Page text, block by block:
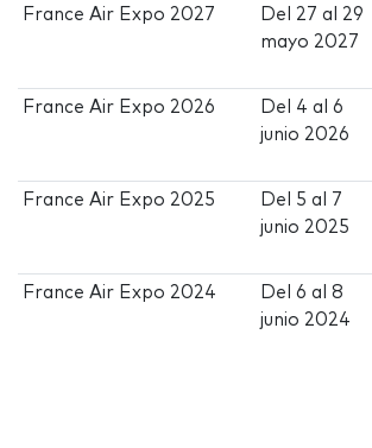
France Air Expo 2027 Del 27 al 29
mayo 2027
France Air Expo 2026 Del 4 al6
junio 2026
France Air Expo 2025 Del 5 al
7
junio 2025
France Air Expo 2024 Del6 al8
junio 2024